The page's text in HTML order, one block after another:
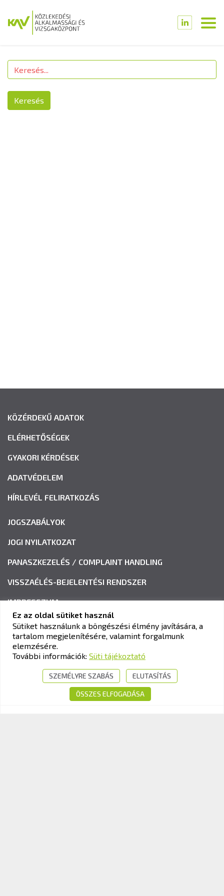
Keresés
KÖZÉRDEKŰ ADATOK
ELÉRHETŐSÉGEK
GYAKORI KÉRDÉSEK
ADATVÉDELEM
HÍRLEVÉL FELIRATKOZÁS
JOGSZABÁLYOK
JOGI NYILATKOZAT
PANASZKEZELÉS / COMPLAINT HANDLING
VISSZAÉLÉS-BEJELENTÉSI RENDSZER
IMPRESSZUM
KAV KÖZLEKEDÉSI ALKALMASSÁGI ÉS VIZSGAKÖZPONT
Cím:1033 Budapest, Polgár utca 8-10.
+36-1-510-0101
info@kavk.hu
Ez az oldal sütiket használ
Sütiket használunk a böngészési élmény javítására, a
tartalom megjelenítésére, valamint forgalmunk
elemzésére.
További információk: Süti tájékoztató
SZEMÉLYRE SZABÁS ELUTASÍTÁS
ÖSSZES ELFOGADÁSA